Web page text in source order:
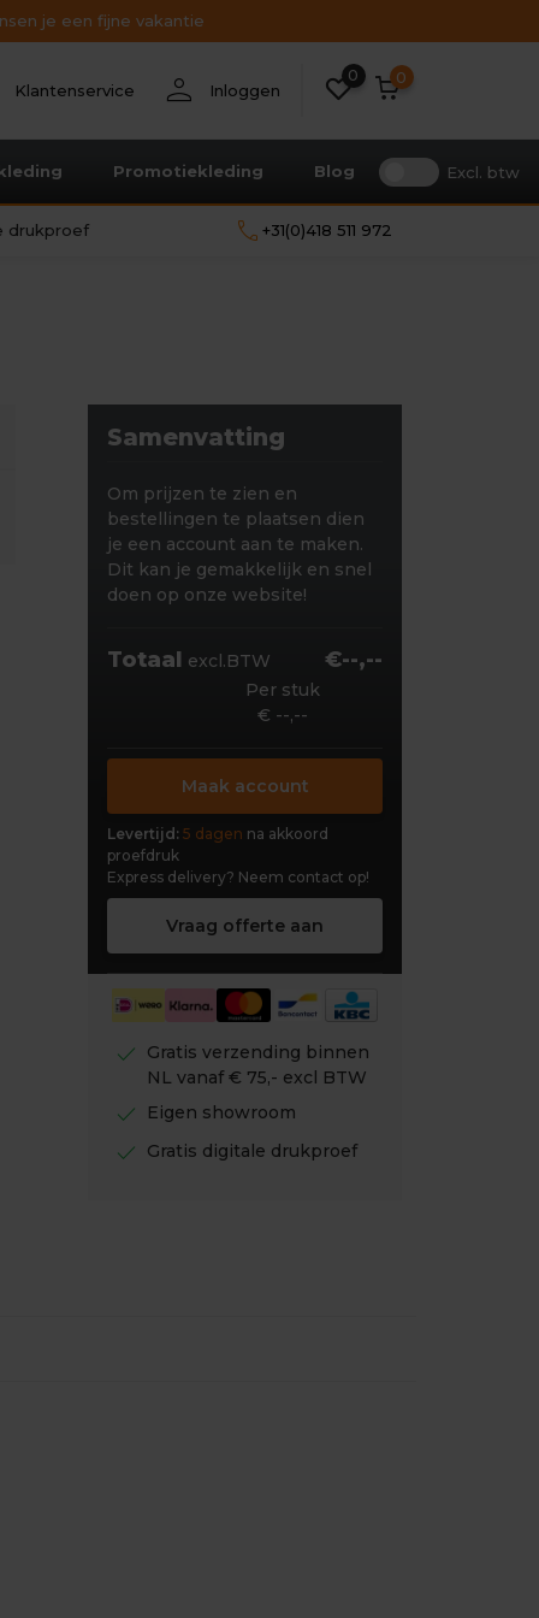
je een fijne vakantie
Klantenservice person Inloggen
0 0
Promotiekleding Blog Excl. btw
drukproef call +31(0)418 511 972
Samenvatting
Om prijzen te zien en
bestellingen te plaatsen dien
je een account aan te maken.
Dit kan je gemakkelijk en snel
doen op onze website!
Totaal excl.BTW €--,--
Per stuk
€ --,--
Maak account
Levertijd: 5 dagen na akkoord
proefdruk
Express delivery? Neem contact op!
Vraag offerte aan
check
Gratis verzending binnen
NL vanaf € 75,- excl BTW
check Eigen showroom
check Gratis digitale drukproef